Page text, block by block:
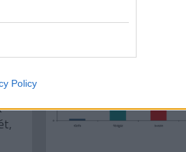
Policy